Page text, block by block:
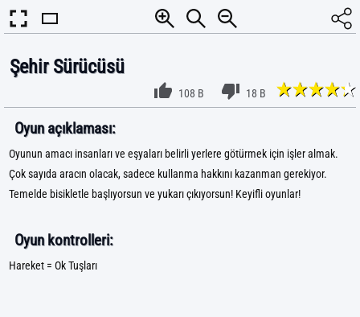
Şehir Sürücüsü
108 B 18 B
Oyun açıklaması:
Oyunun amacı insanları ve eşyaları belirli yerlere götürmek için işler almak.
Çok sayıda aracın olacak, sadece kullanma hakkını kazanman gerekiyor.
Temelde bisikletle başlıyorsun ve yukarı çıkıyorsun! Keyifli oyunlar!
Oyun kontrolleri:
Hareket = Ok Tuşları